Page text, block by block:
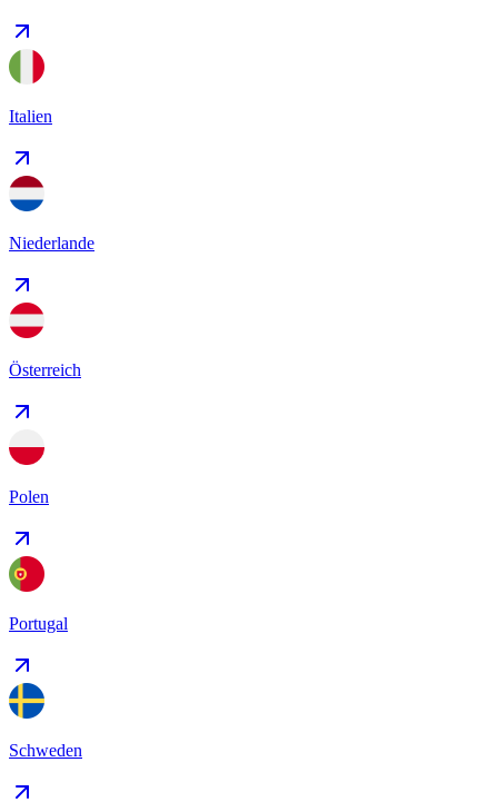
Italien
Niederlande
Österreich
Polen
Portugal
Schweden